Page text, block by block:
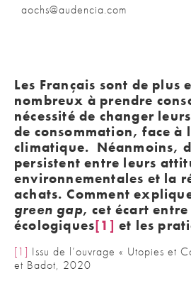
aochs@audencia.com
Les Français sont de plus
nombreux à prendre
nécessité de changer
de consommation, face à
climatique. Néanmoins,
persistent entre leurs
environnementales et la
achats. Comment
green gap, cet écart
écologiques[1] et les
[1] Issu de l’ouvrage « Utopies et
et Badot, 2020